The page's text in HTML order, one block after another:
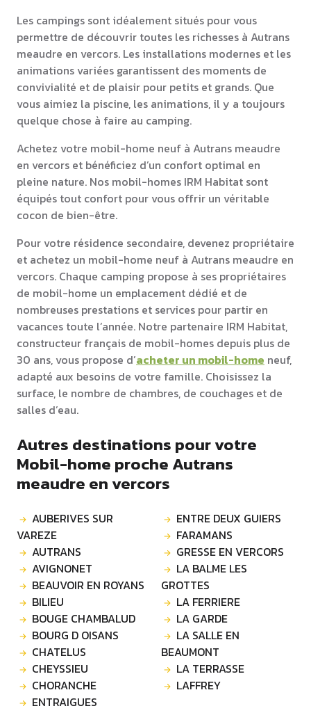
Les campings sont idéalement situés pour vous
permettre de découvrir toutes les richesses à Autrans
meaudre en vercors. Les installations modernes et les
animations variées garantissent des moments de
convivialité et de plaisir pour petits et grands. Que
vous aimiez la piscine, les animations, il y a toujours
quelque chose à faire au camping.
Achetez votre mobil-home neuf à Autrans meaudre
en vercors et bénéficiez d’un confort optimal en
pleine nature. Nos mobil-homes IRM Habitat sont
équipés tout confort pour vous offrir un véritable
cocon de bien-être.
Pour votre résidence secondaire, devenez propriétaire
et achetez un mobil-home neuf à Autrans meaudre en
vercors. Chaque camping propose à ses propriétaires
de mobil-home un emplacement dédié et de
nombreuses prestations et services pour partir en
vacances toute l’année. Notre partenaire IRM Habitat,
constructeur français de mobil-homes depuis plus de
30 ans, vous propose d’acheter un mobil-home neuf,
adapté aux besoins de votre famille. Choisissez la
surface, le nombre de chambres, de couchages et de
salles d’eau.
Autres destinations pour votre
Mobil-home proche Autrans
meaudre en vercors
AUBERIVES SUR
VAREZE
AUTRANS
AVIGNONET
BEAUVOIR EN ROYANS
BILIEU
BOUGE CHAMBALUD
BOURG D OISANS
CHATELUS
CHEYSSIEU
CHORANCHE
ENTRAIGUES
ENTRE DEUX GUIERS
FARAMANS
GRESSE EN VERCORS
LA BALME LES
GROTTES
LA FERRIERE
LA GARDE
LA SALLE EN
BEAUMONT
LA TERRASSE
LAFFREY